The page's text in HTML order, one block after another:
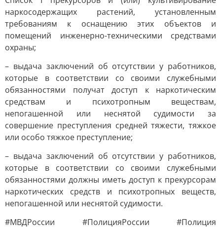
наркосодержащих растений, установленным
требованиям к оснащению этих объектов и
помещений инженерно-техническими средствами
охраны;
– выдача заключений об отсутствии у работников,
которые в соответствии со своими служебными
обязанностями получат доступ к наркотическим
средствам и психотропным веществам,
непогашенной или неснятой судимости за
совершение преступления средней тяжести, тяжкое
или особо тяжкое преступление;
– выдача заключений об отсутствии у работников,
которые в соответствии со своими служебными
обязанностями должны иметь доступ к прекурсорам
наркотических средств и психотропных веществ,
непогашенной или неснятой судимости.
#МВДРоссии #ПолицияРоссии #Полиция